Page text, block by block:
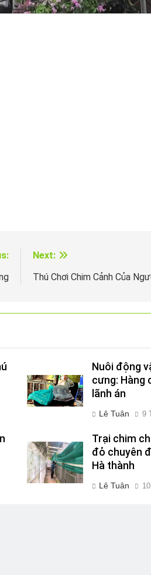
Next:
Thú Chơi Chim Cảnh Của
Nuôi động
cưng: Hàng
lãnh án
Lê Tuân 9
Trại chim
đỏ chuyên
Hà thành
Lê Tuân